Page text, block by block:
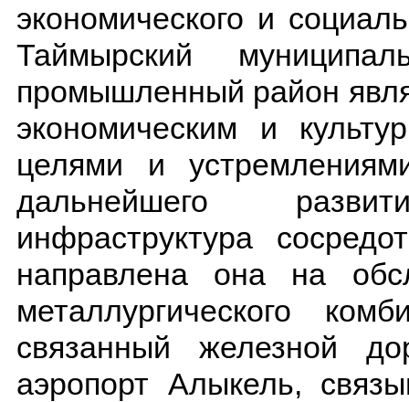
экономического и
Таймырский
промышленный район
экономическим и
целями и
дальнейшего
инфраструктура
направлена она на
металлургического
связанный железной
аэропорт Алыкель,